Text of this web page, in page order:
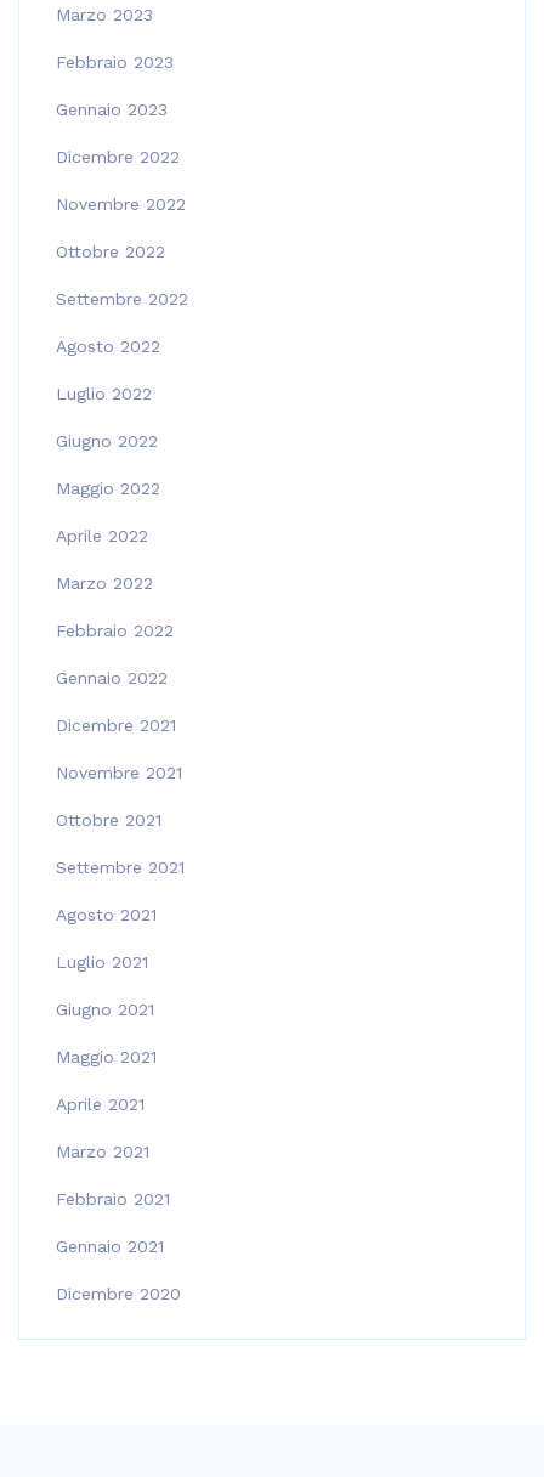
Marzo 2023
Febbraio 2023
Gennaio 2023
Dicembre 2022
Novembre 2022
Ottobre 2022
Settembre 2022
Agosto 2022
Luglio 2022
Giugno 2022
Maggio 2022
Aprile 2022
Marzo 2022
Febbraio 2022
Gennaio 2022
Dicembre 2021
Novembre 2021
Ottobre 2021
Settembre 2021
Agosto 2021
Luglio 2021
Giugno 2021
Maggio 2021
Aprile 2021
Marzo 2021
Febbraio 2021
Gennaio 2021
Dicembre 2020